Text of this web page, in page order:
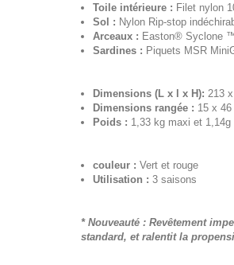
Toile intérieure : Filet nylon
Sol : Nylon Rip-stop
Arceaux : Easton® Syclone
Sardines : Piquets MSR
Dimensions (L x l x H): 213
Dimensions rangée : 15 x 46
Poids : 1,33 kg maxi et 1,14g
couleur : Vert et rouge
Utilisation : 3 saisons
* Nouveauté : Revêtement
standard, et ralentit la